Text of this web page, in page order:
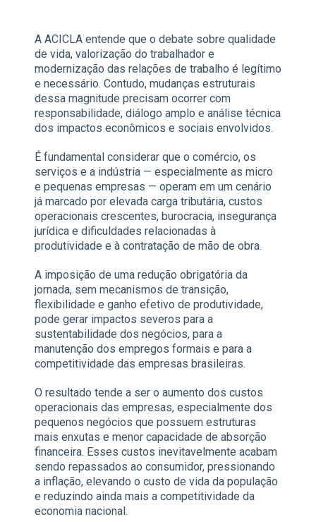
A ACICLA entende que o debate sobre qualidade
de vida, valorização do trabalhador e
modernização das relações de trabalho é legítimo
e necessário. Contudo, mudanças estruturais
dessa magnitude precisam ocorrer com
responsabilidade, diálogo amplo e análise técnica
dos impactos econômicos e sociais envolvidos.
É fundamental considerar que o comércio, os
serviços e a indústria — especialmente as micro
e pequenas empresas — operam em um cenário
já marcado por elevada carga tributária, custos
operacionais crescentes, burocracia, insegurança
jurídica e dificuldades relacionadas à
produtividade e à contratação de mão de obra.
A imposição de uma redução obrigatória da
jornada, sem mecanismos de transição,
flexibilidade e ganho efetivo de produtividade,
pode gerar impactos severos para a
sustentabilidade dos negócios, para a
manutenção dos empregos formais e para a
competitividade das empresas brasileiras.
O resultado tende a ser o aumento dos custos
operacionais das empresas, especialmente dos
pequenos negócios que possuem estruturas
mais enxutas e menor capacidade de absorção
financeira. Esses custos inevitavelmente acabam
sendo repassados ao consumidor, pressionando
a inflação, elevando o custo de vida da população
e reduzindo ainda mais a competitividade da
economia nacional.